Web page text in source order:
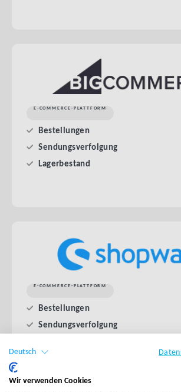
E-COMMERCE-PLATTFORM
Bestellungen
Sendungsverfolgung
Lagerbestand
E-COMMERCE-PLATTFORM
Bestellungen
Sendungsverfolgung
Deutsch
Wir verwenden Cookies